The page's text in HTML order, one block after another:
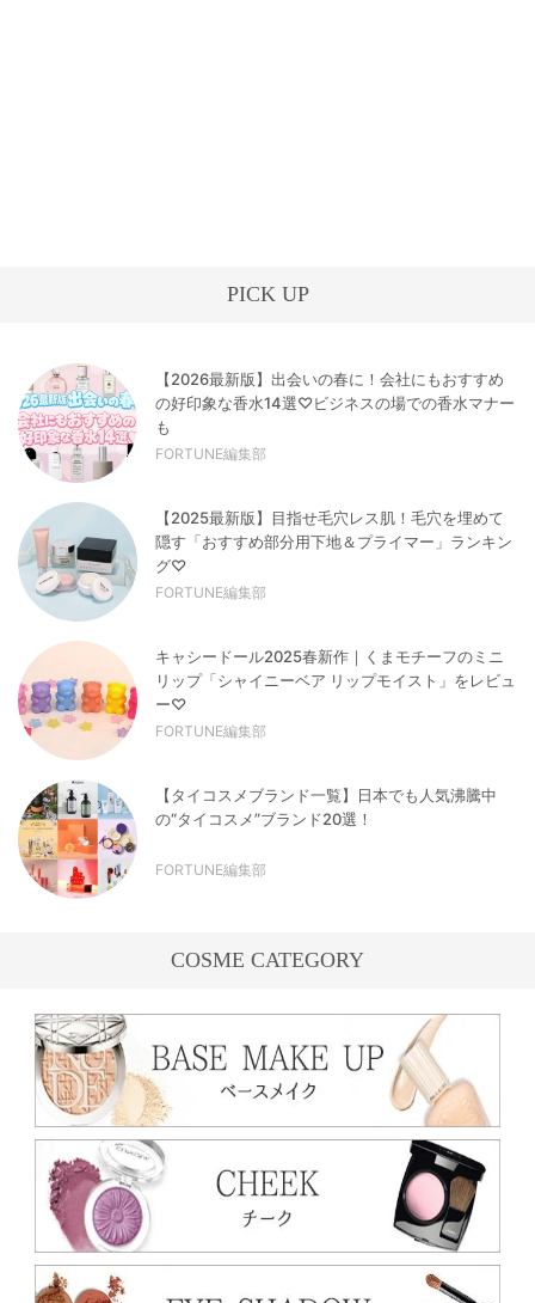
PICK UP
【2026最新版】出会いの春に！会社にもおすすめ
の好印象な香水14選♡ビジネスの場での香水マナー
も
FORTUNE編集部
【2025最新版】目指せ毛穴レス肌！毛穴を埋めて
隠す「おすすめ部分用下地＆プライマー」ランキン
グ♡
FORTUNE編集部
キャシードール2025春新作｜くまモチーフのミニ
リップ「シャイニーベア リップモイスト」をレビュ
ー♡
FORTUNE編集部
【タイコスメブランド一覧】日本でも人気沸騰中
の“タイコスメ”ブランド20選！
FORTUNE編集部
COSME CATEGORY